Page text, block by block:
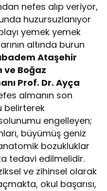
nefes alıp veriyor,
huzursuzlanıyor
yemek yemek
altında burun
Ataşehir
ve Boğaz
Prof. Dr. Ayça
almanın son
belirterek
engelleyen;
büyümüş geniz
bozukluklar
tedavi edilmelidir.
ve zihinsel olarak
okul başarısı,